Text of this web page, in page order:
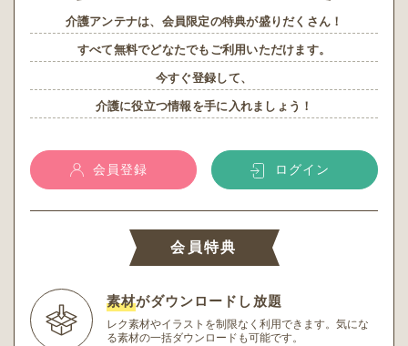
介護アンテナは、会員限定の特典が盛りだくさん！
すべて無料でどなたでもご利用いただけます。
今すぐ登録して、
介護に役立つ情報を手に入れましょう！
会員登録 ログイン
会員特典
素材がダウンロードし放題
レク素材やイラストを制限なく利用できます。 気にな
る素材の一括ダウンロードも可能です。